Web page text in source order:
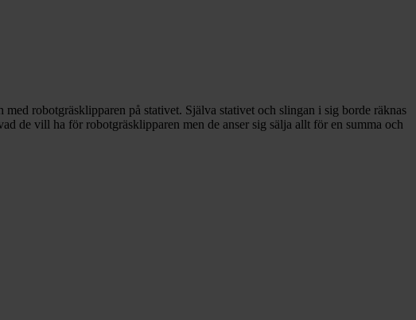
robotgräsklipparen på stativet. Själva stativet och slingan i sig borde räknas
de vill ha för robotgräsklipparen men de anser sig sälja allt för en summa och